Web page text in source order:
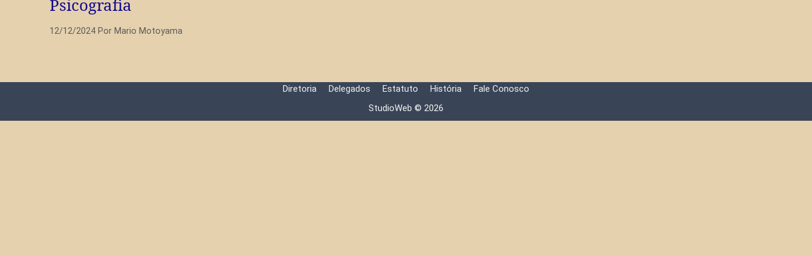
Psicografia
12/12/2024 Por Mario Motoyama
Diretoria Delegados Estatuto História
Fale Conosco
StudioWeb © 2026